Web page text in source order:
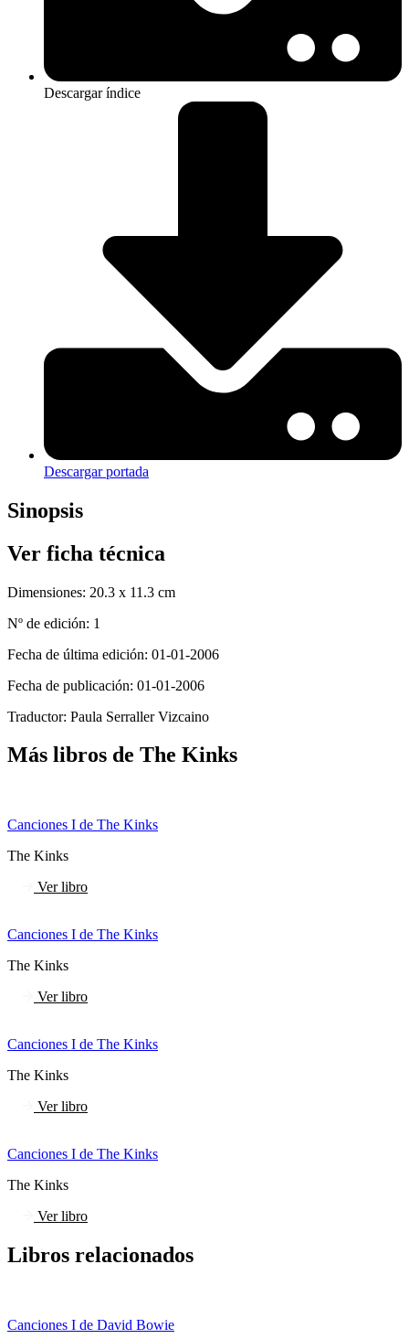
Descargar índice
Descargar portada
Sinopsis
Ver ficha técnica
Dimensiones: 20.3 x 11.3 cm
Nº de edición: 1
Fecha de última edición: 01-01-2006
Fecha de publicación: 01-01-2006
Traductor: Paula Serraller Vizcaino
Más libros de The Kinks
Canciones I de The Kinks
The Kinks
Ver libro
Canciones I de The Kinks
The Kinks
Ver libro
Canciones I de The Kinks
The Kinks
Ver libro
Canciones I de The Kinks
The Kinks
Ver libro
Libros relacionados
Canciones I de David Bowie